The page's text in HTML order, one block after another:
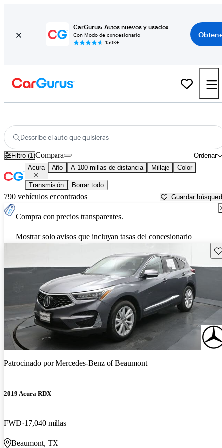
CarGurus: Autos nuevos y usados
Con Modo de concesionario
150K+
Describe el auto que quisieras
Filtro (1) Ordenar
Compara
Acura Año A 100 millas de distancia Millaje Color
Transmisión Borrar todo
790 vehículos encontrados Guardar
Compra con precios transparentes.
Mostrar solo avisos que incluyan tasas del concesionario
Patrocinado porMercedes-Benz of Beaumont
2019 Acura RDX
FWD 17,040 millas
Beaumont, TX